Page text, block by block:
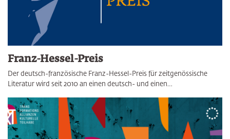
Franz-Hessel-Preis
Der deutsch-französische Franz-Hessel-Preis für zeitgenössische
Literatur wird seit 2010 an einen deutsch- und einen…